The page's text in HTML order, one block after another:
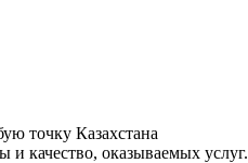
точку Казахстана
качество, оказываемых услуг.